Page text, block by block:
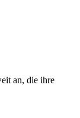
an, die ihre